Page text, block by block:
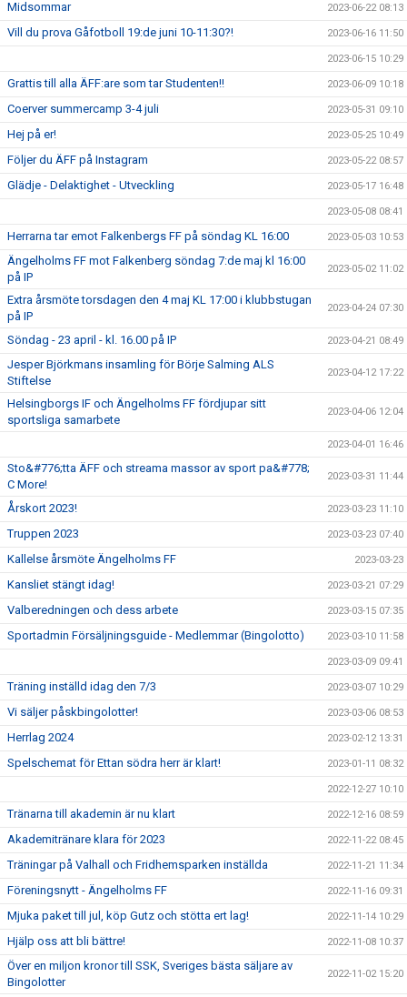
Midsommar 2023-06-22 08:13
Vill du prova Gåfotboll 19:de juni 10-11:30?! 2023-06-16 11:50
2023-06-15 10:29
Grattis till alla ÄFF:are som tar Studenten!! 2023-06-09 10:18
Coerver summercamp 3-4 juli 2023-05-31 09:10
Hej på er! 2023-05-25 10:49
Följer du ÄFF på Instagram 2023-05-22 08:57
Glädje - Delaktighet - Utveckling 2023-05-17 16:48
2023-05-08 08:41
Herrarna tar emot Falkenbergs FF på söndag KL 16:00 2023-05-03 10:53
Ängelholms FF mot Falkenberg söndag 7:de maj kl 16:00
på IP
2023-05-02 11:02
Extra årsmöte torsdagen den 4 maj KL 17:00 i klubbstugan
på IP
2023-04-24 07:30
Söndag - 23 april - kl. 16.00 på IP 2023-04-21 08:49
Jesper Björkmans insamling för Börje Salming ALS
Stiftelse
2023-04-12 17:22
Helsingborgs IF och Ängelholms FF fördjupar sitt
sportsliga samarbete
2023-04-06 12:04
2023-04-01 16:46
Sto&#776;tta ÄFF och streama massor av sport pa&#778;
C More!
2023-03-31 11:44
Årskort 2023! 2023-03-23 11:10
Truppen 2023 2023-03-23 07:40
Kallelse årsmöte Ängelholms FF 2023-03-23
Kansliet stängt idag! 2023-03-21 07:29
Valberedningen och dess arbete 2023-03-15 07:35
Sportadmin Försäljningsguide - Medlemmar (Bingolotto) 2023-03-10 11:58
2023-03-09 09:41
Träning inställd idag den 7/3 2023-03-07 10:29
Vi säljer påskbingolotter! 2023-03-06 08:53
Herrlag 2024 2023-02-12 13:31
Spelschemat för Ettan södra herr är klart! 2023-01-11 08:32
2022-12-27 10:10
Tränarna till akademin är nu klart 2022-12-16 08:59
Akademitränare klara för 2023 2022-11-22 08:45
Träningar på Valhall och Fridhemsparken inställda 2022-11-21 11:34
Föreningsnytt - Ängelholms FF 2022-11-16 09:31
Mjuka paket till jul, köp Gutz och stötta ert lag! 2022-11-14 10:29
Hjälp oss att bli bättre! 2022-11-08 10:37
Över en miljon kronor till SSK, Sveriges bästa säljare av
Bingolotter
2022-11-02 15:20